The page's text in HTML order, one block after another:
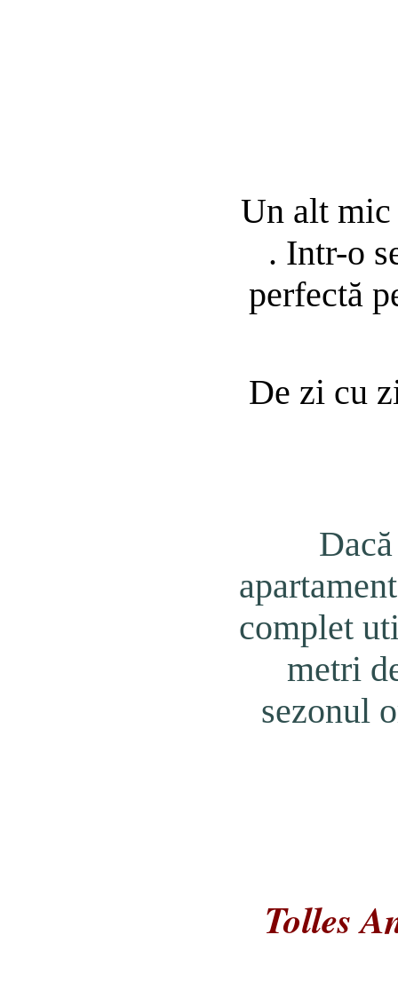
Un alt
. Intr-o
perfectă
De zi cu
complet
metri
sezonul
Tolles